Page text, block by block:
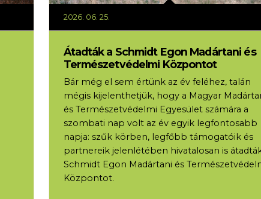
2026. 06. 25.
Átadták a Schmidt Egon Madártani és
Természetvédelmi Központot
Bár még el sem értünk az év feléhez, talán
mégis kijelenthetjük, hogy a Magyar
és Természetvédelmi Egyesület számára a
szombati nap volt az év egyik legfontosabb
napja: szűk körben, legfőbb támogatóik és
partnereik jelenlétében hivatalosan is
Schmidt Egon Madártani és
Központot.